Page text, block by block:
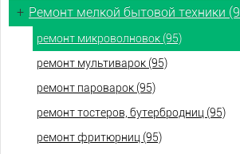
+ Ремонт мелкой бытовой техники
ремонт микроволновок (95)
ремонт мультиварок (95)
ремонт пароварок (95)
ремонт тостеров, бутербродниц (95)
ремонт фритюрниц (95)